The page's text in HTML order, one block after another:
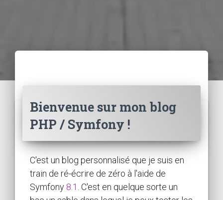
Bienvenue sur mon blog
PHP / Symfony !
C'est un blog personnalisé que je suis en
train de ré-écrire de zéro à l'aide de
Symfony 8.1 . C'est en quelque sorte un